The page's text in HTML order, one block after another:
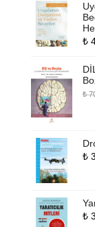
₺
₺
₺
₺